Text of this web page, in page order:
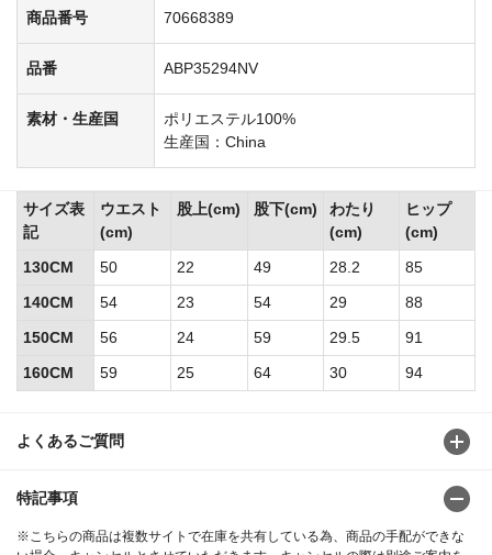
商品番号 70668389
品番 ABP35294NV
素材・生産国
ポリエステル100%
生産国：China
よくあるご質問
特記事項
※こちらの商品は複数サイトで在庫を共有している為、商品の手配ができな
サイズ表
記
ウエスト
(cm)
股上(cm) 股下(cm)
わたり
(cm)
ヒップ
(cm)
130CM
50 22 49 28.2
85
140CM
54 23 54 29
88
150CM
56 24 59 29.5
91
160CM
59 25 64 30 94